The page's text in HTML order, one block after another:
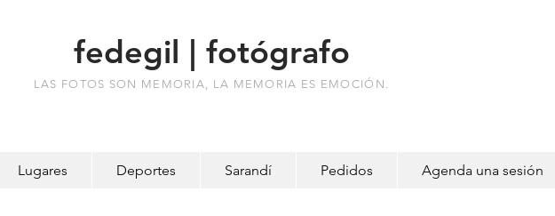
fedegil | fotógrafo
LAS FOTOS SON MEMORIA, LA MEMORIA ES EMOCIÓN.
Lugares Deportes Sarandí Pedidos Agenda una sesión